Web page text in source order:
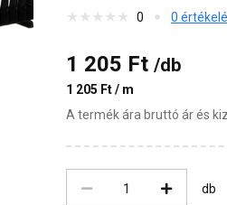
0
0
1 205 Ft /db
1 205 Ft / m
A termék ára bruttó ár és
db